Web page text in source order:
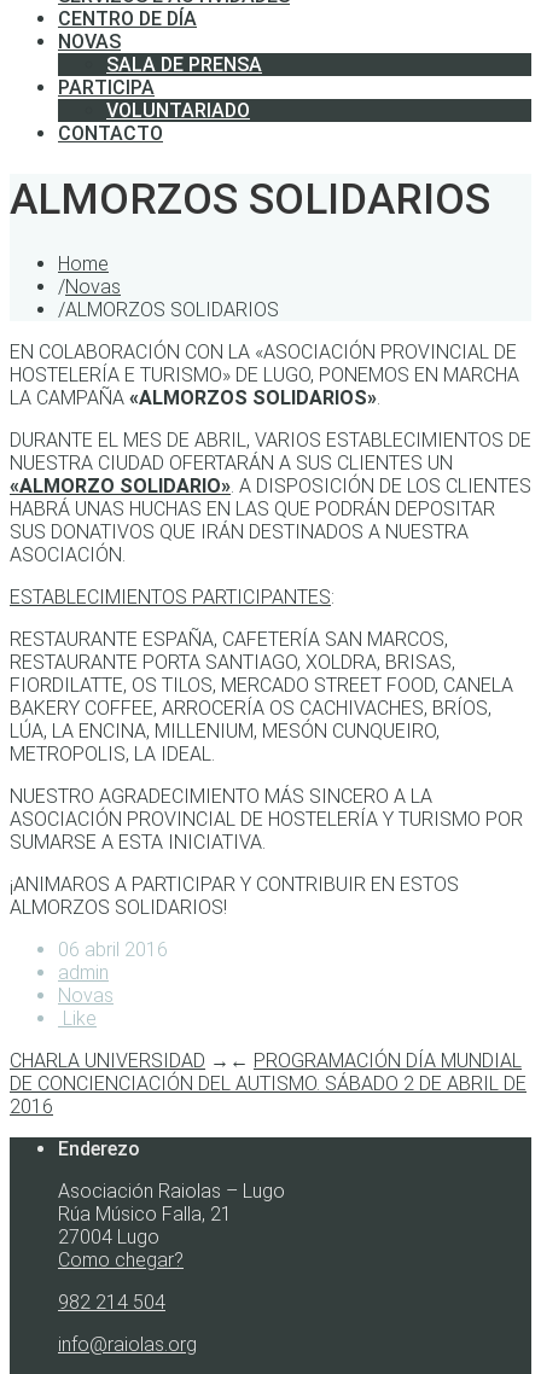
CENTRO DE DÍA
NOVAS
SALA DE PRENSA
PARTICIPA
VOLUNTARIADO
CONTACTO
ALMORZOS SOLIDARIOS
Home
/Novas
/ALMORZOS SOLIDARIOS
EN COLABORACIÓN CON LA «ASOCIACIÓN PROVINCIAL DE
HOSTELERÍA E TURISMO» DE LUGO, PONEMOS EN MARCHA
LA CAMPAÑA «ALMORZOS SOLIDARIOS».
DURANTE EL MES DE ABRIL, VARIOS ESTABLECIMIENTOS DE
NUESTRA CIUDAD OFERTARÁN A SUS CLIENTES UN
«ALMORZO SOLIDARIO». A DISPOSICIÓN DE LOS CLIENTES
HABRÁ UNAS HUCHAS EN LAS QUE PODRÁN DEPOSITAR
SUS DONATIVOS QUE IRÁN DESTINADOS A NUESTRA
ASOCIACIÓN.
ESTABLECIMIENTOS PARTICIPANTES:
RESTAURANTE ESPAÑA, CAFETERÍA SAN MARCOS,
RESTAURANTE PORTA SANTIAGO, XOLDRA, BRISAS,
FIORDILATTE, OS TILOS, MERCADO STREET FOOD, CANELA
BAKERY COFFEE, ARROCERÍA OS CACHIVACHES, BRÍOS,
LÚA, LA ENCINA, MILLENIUM, MESÓN CUNQUEIRO,
METROPOLIS, LA IDEAL.
NUESTRO AGRADECIMIENTO MÁS SINCERO A LA
ASOCIACIÓN PROVINCIAL DE HOSTELERÍA Y TURISMO POR
SUMARSE A ESTA INICIATIVA.
¡ANIMAROS A PARTICIPAR Y CONTRIBUIR EN ESTOS
ALMORZOS SOLIDARIOS!
06 abril 2016
admin
Novas
Like
CHARLA UNIVERSIDAD → ← PROGRAMACIÓN DÍA MUNDIAL
DE CONCIENCIACIÓN DEL AUTISMO. SÁBADO 2 DE ABRIL DE
2016
Enderezo
Asociación Raiolas – Lugo
Rúa Músico Falla, 21
27004 Lugo
Como chegar?
982 214 504
info@raiolas.org